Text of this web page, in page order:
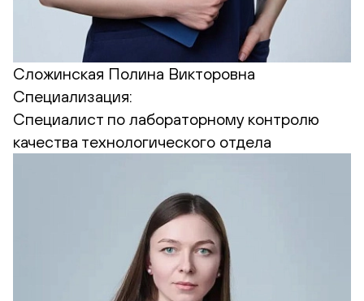
Сложинская Полина Викторовна
Специализация:
Cпециалист по лабораторному контролю
качества технологического отдела